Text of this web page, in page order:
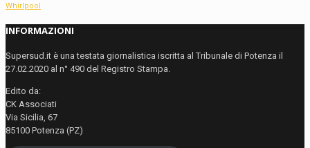
Whirlpool
INFORMAZIONI
Supersud.it è una testata giornalistica iscritta al Tribunale di Potenza il
27.02.2020 al n° 490 del Registro Stampa.
Edito da:
CK Associati
Via Sicilia, 67
85100 Potenza (PZ)